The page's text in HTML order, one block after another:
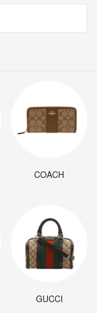
COACH
GUCCI